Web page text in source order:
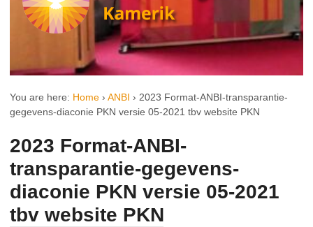
You are here: Home › ANBI › 2023 Format-ANBI-transparantie-
gegevens-diaconie PKN versie 05-2021 tbv website PKN
2023 Format-ANBI-
transparantie-gegevens-
diaconie PKN versie 05-2021
tbv website PKN